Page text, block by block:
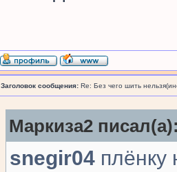
Заголовок сообщения: Re: Без чего шить
Маркиза2
snegir04 плёнку